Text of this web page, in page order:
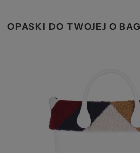
OPASKI DO TWOJEJ O BAG